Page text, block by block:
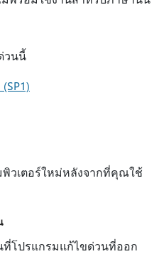
วนนี้
วเตอร์ใหม่หลังจากที่คุณใช้
โปรแกรมแก้ไขด่วนที่ออก